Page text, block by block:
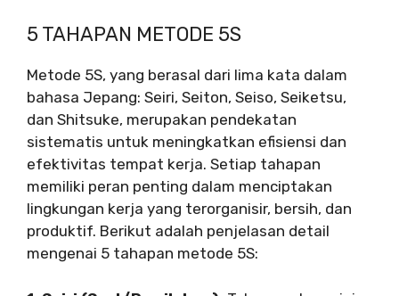
5 TAHAPAN METODE 5S
Metode 5S, yang berasal dari lima kata dalam
bahasa Jepang: Seiri, Seiton, Seiso, Seiketsu,
dan Shitsuke, merupakan pendekatan
sistematis untuk meningkatkan efisiensi dan
efektivitas tempat kerja. Setiap tahapan
memiliki peran penting dalam menciptakan
lingkungan kerja yang terorganisir, bersih, dan
produktif. Berikut adalah penjelasan detail
mengenai 5 tahapan metode 5S: